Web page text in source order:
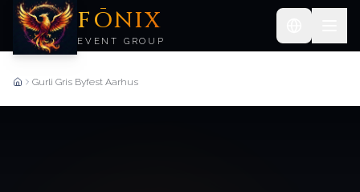
FŌNIX
EVENT GROUP
ForsideGurli Gris Byfest Aarhus